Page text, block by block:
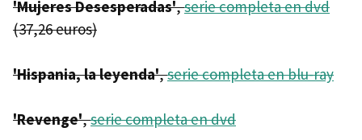
'Mujeres Desesperadas',serie completa en dvd
(37,26 euros)
'Hispania, la leyenda',serie completa en blu-ray
'Revenge',serie completa en dvd